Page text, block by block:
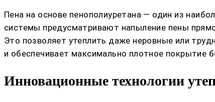
Пена на основе пенополиуретана — один из
системы предусматривают напыление пены
Это позволяет утеплить даже неровные или
и обеспечивает максимально плотное покрытие
Инновационные технологии